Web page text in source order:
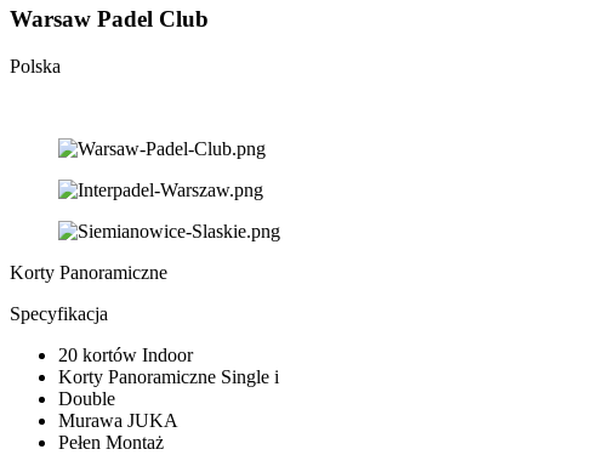
Warsaw Padel Club
Polska
Korty Panoramiczne
Specyfikacja
20 kortów Indoor
Korty Panoramiczne Single i
Double
Murawa JUKA
Pełen Montaż